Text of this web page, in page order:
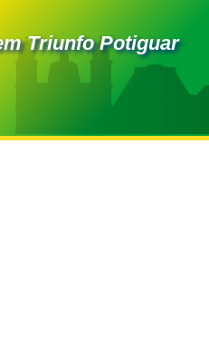
Triunfo Potiguar